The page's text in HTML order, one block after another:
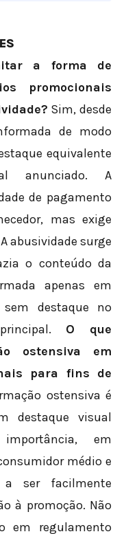
a forma de
promocionais
Sim, desde
de modo
equivalente
anunciado. A
de pagamento
mas exige
abusividade surge
o conteúdo da
apenas em
sem destaque no
O que
ostensiva em
para fins de
ostensiva é
destaque visual
em
médio e
a ser facilmente
à promoção. Não
em regulamento